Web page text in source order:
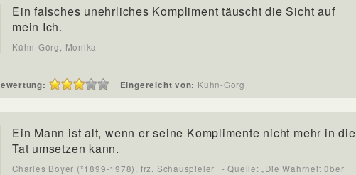
Ein falsches unehrliches Kompliment täuscht die Sicht auf
mein Ich.
Kühn-Görg, Monika
Eingereicht von: Kühn-Görg
Ein Mann ist alt, wenn er seine Komplimente nicht mehr in die
Tat umsetzen kann.
Charles Boyer (*1899-1978), frz. Schauspieler
- Quelle: „Die Wahrheit über